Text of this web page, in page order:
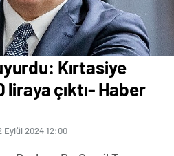
Kırtasiye
çıktı- Haber
Eylül 2024 12:00